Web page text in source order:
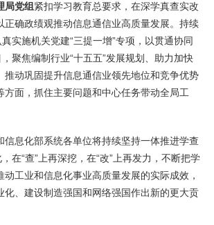
局党组 紧扣学习教育总要求，在深学真查实改
正确政绩观推动信息通信业高质量发展。持续
实施机关党建“三提一增”专项，以贯通协同
聚焦编制行业“十五五”发展规划、助力加快
推动巩固提升信息通信业领先地位和竞争优势
方面，抓住主要问题和中心任务带动全局工
信息化部系统各单位将持续坚持一体推进学查
在“查”上再深挖，在“改”上再发力，不断把学
动工业和信息化事业高质量发展的实际成效，
化、建设制造强国和网络强国作出新的更大贡